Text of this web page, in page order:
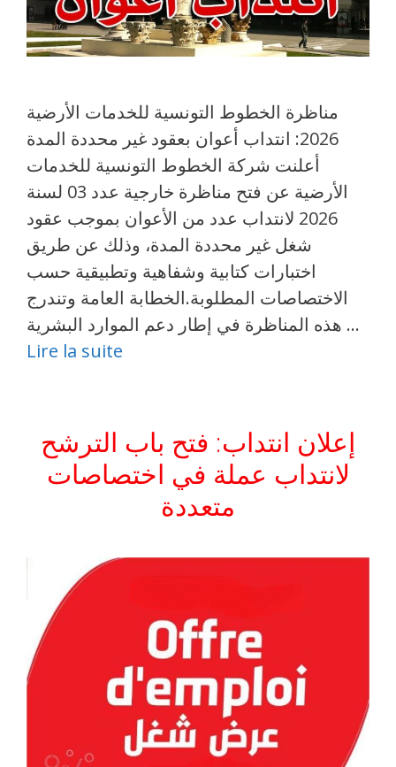
مناظرة الخطوط التونسية للخدمات الأرضية
2026: انتداب أعوان بعقود غير محددة المدة
أعلنت شركة الخطوط التونسية للخدمات
الأرضية عن فتح مناظرة خارجية عدد 03 لسنة
2026 لانتداب عدد من الأعوان بموجب عقود
شغل غير محددة المدة، وذلك عن طريق
اختبارات كتابية وشفاهية وتطبيقية حسب
الاختصاصات المطلوبة.الخطابة العامة وتندرج
هذه المناظرة في إطار دعم الموارد البشرية …
Lire la suite
إعلان انتداب: فتح باب الترشح
لانتداب عملة في اختصاصات
متعددة